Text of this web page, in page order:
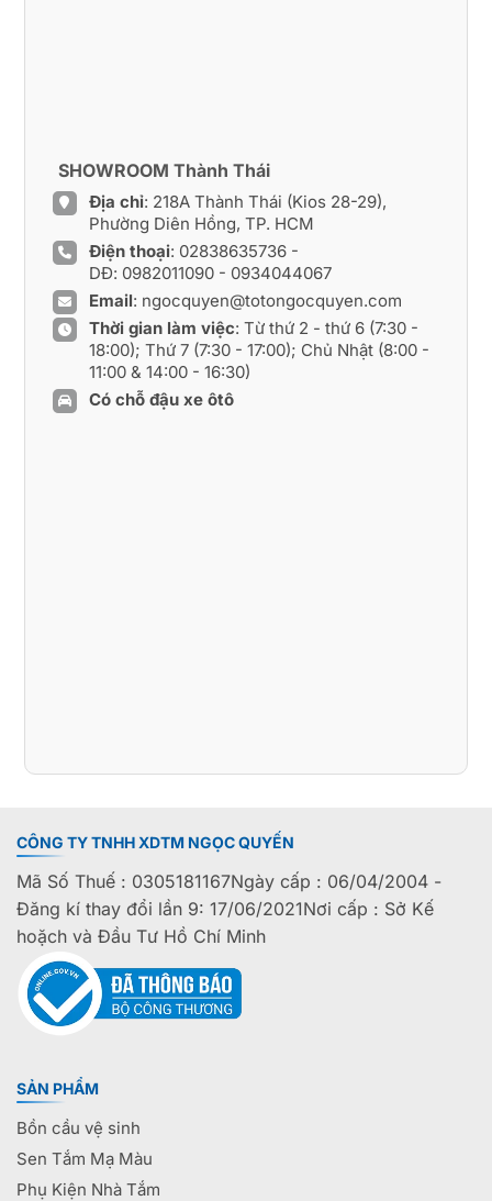
SHOWROOM Thành Thái
Địa chỉ: 218A Thành Thái (Kios 28-29),
Phường Diên Hồng, TP. HCM
Điện thoại: 02838635736 -
DĐ: 0982011090- 0934044067
Email: ngocquyen@totongocquyen.com
Thời gian làm việc: Từ thứ 2 - thứ 6 (7:30 -
18:00); Thứ 7 (7:30 - 17:00); Chủ Nhật (8:00 -
11:00 & 14:00 - 16:30)
Có chỗ đậu xe ôtô
CÔNG TY TNHH XDTM NGỌC QUYẾN
Mã Số Thuế : 0305181167Ngày cấp : 06/04/2004 -
Đăng kí thay đổi lần 9: 17/06/2021Nơi cấp : Sở Kế
hoặch và Đầu Tư Hồ Chí Minh
SẢN PHẨM
Bồn cầu vệ sinh
Sen Tắm Mạ Màu
Phụ Kiện Nhà Tắm